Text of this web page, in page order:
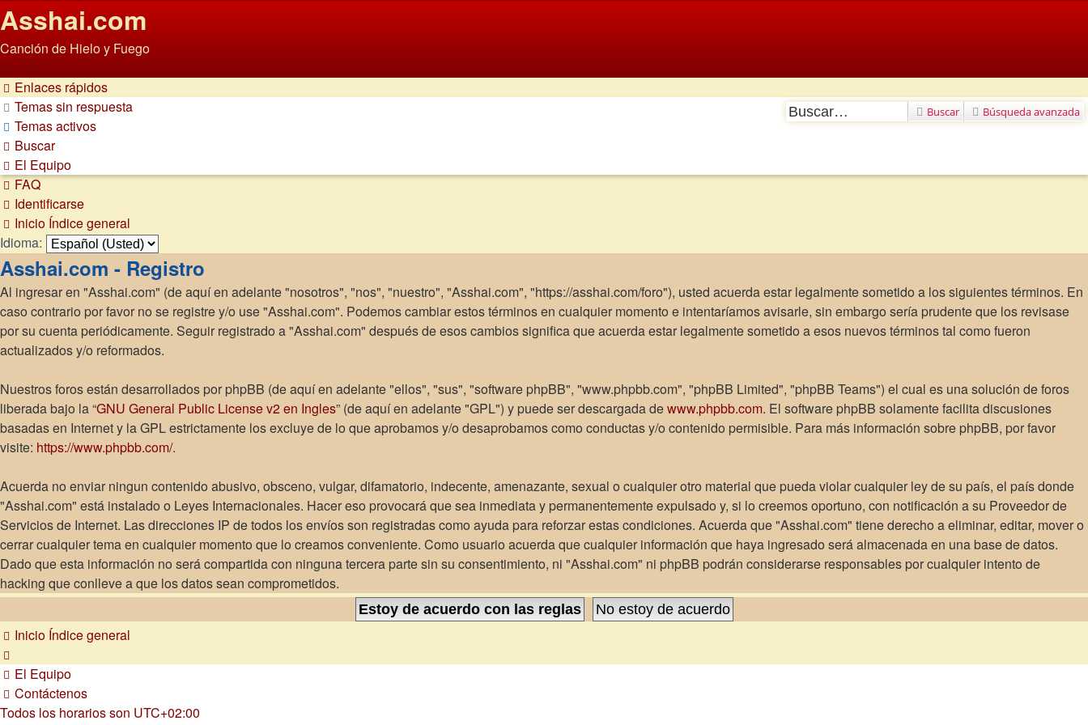
Asshai.com
Canción de Hielo y Fuego
Buscar Búsqueda avanzada
Enlaces rápidos
Temas sin respuesta
Temas activos
Buscar
El Equipo
FAQ
Identificarse
Inicio Índice general
Idioma:
Asshai.com - Registro
Al ingresar en "Asshai.com" (de aquí en adelante "nosotros", "nos", "nuestro", "Asshai.com", "https://asshai.com/foro"), usted acuerda estar legalmente sometido a los siguientes términos. En
caso contrario por favor no se registre y/o use "Asshai.com". Podemos cambiar estos términos en cualquier momento e intentaríamos avisarle, sin embargo sería prudente que los revisase
por su cuenta periódicamente. Seguir registrado a "Asshai.com" después de esos cambios significa que acuerda estar legalmente sometido a esos nuevos términos tal como fueron
actualizados y/o reformados.
Nuestros foros están desarrollados por phpBB (de aquí en adelante "ellos", "sus", "software phpBB", "www.phpbb.com", "phpBB Limited", "phpBB Teams") el cual es una solución de foros
liberada bajo la “GNU General Public License v2 en Ingles” (de aquí en adelante "GPL") y puede ser descargada dewww.phpbb.com. El software phpBB solamente facilita discusiones
basadas en Internet y la GPL estrictamente los excluye de lo que aprobamos y/o desaprobamos como conductas y/o contenido permisible. Para más información sobre phpBB, por favor
visite: https://www.phpbb.com/.
Acuerda no enviar ningun contenido abusivo, obsceno, vulgar, difamatorio, indecente, amenazante, sexual o cualquier otro material que pueda violar cualquier ley de su país, el país donde
"Asshai.com" está instalado o Leyes Internacionales. Hacer eso provocará que sea inmediata y permanentemente expulsado y, si lo creemos oportuno, con notificación a su Proveedor de
Servicios de Internet. Las direcciones IP de todos los envíos son registradas como ayuda para reforzar estas condiciones. Acuerda que "Asshai.com" tiene derecho a eliminar, editar, mover o
cerrar cualquier tema en cualquier momento que lo creamos conveniente. Como usuario acuerda que cualquier información que haya ingresado será almacenada en una base de datos.
Dado que esta información no será compartida con ninguna tercera parte sin su consentimiento, ni "Asshai.com" ni phpBB podrán considerarse responsables por cualquier intento de
hacking que conlleve a que los datos sean comprometidos.
Inicio Índice general
El Equipo
Contáctenos
Todos los horarios son UTC+02:00